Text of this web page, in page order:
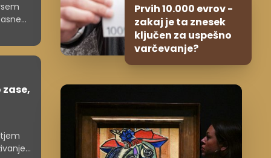
Prvih 10.000 evrov -
zakaj je ta znesek
ključen za uspešno
varčevanje?